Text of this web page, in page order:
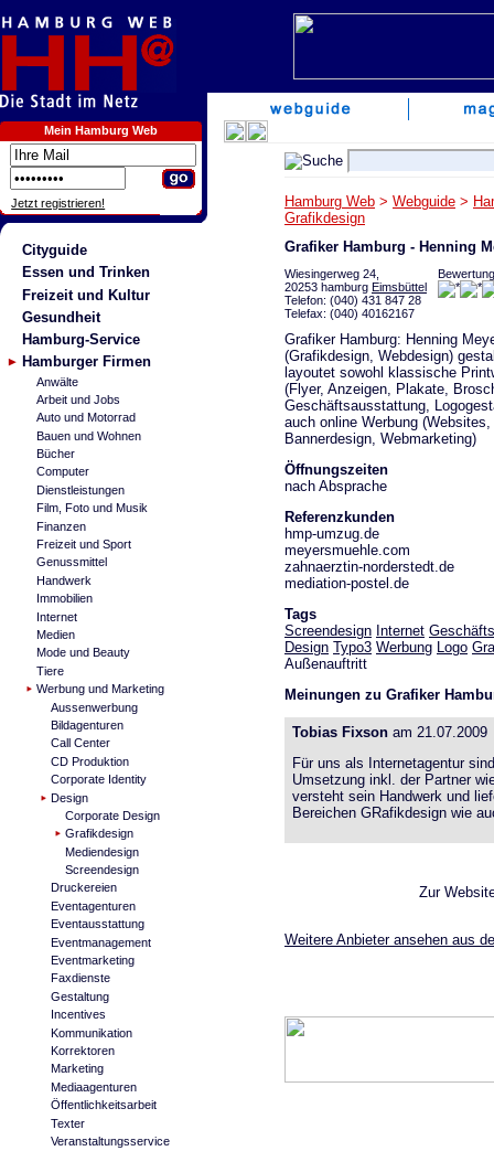
Mein Hamburg Web
Jetzt registrieren!
Cityguide
Essen und Trinken
Freizeit und Kultur
Gesundheit
Hamburg-Service
Hamburger Firmen
Anwälte
Arbeit und Jobs
Auto und Motorrad
Bauen und Wohnen
Bücher
Computer
Dienstleistungen
Film, Foto und Musik
Finanzen
Freizeit und Sport
Genussmittel
Handwerk
Immobilien
Internet
Medien
Mode und Beauty
Tiere
Werbung und Marketing
Aussenwerbung
Bildagenturen
Call Center
CD Produktion
Corporate Identity
Design
Corporate Design
Grafikdesign
Mediendesign
Screendesign
Druckereien
Eventagenturen
Eventausstattung
Eventmanagement
Eventmarketing
Faxdienste
Gestaltung
Incentives
Kommunikation
Korrektoren
Marketing
Mediaagenturen
Öffentlichkeitsarbeit
Texter
Veranstaltungsservice
Hamburg Web > Webguide >
Grafikdesign
Grafiker Hamburg - Henning
Wiesingerweg 24,
20253 hamburg Eimsbüttel
Telefon: (040) 431 847 28
Telefax: (040) 40162167
Grafiker Hamburg: Henning
(Grafikdesign, Webdesign)
layoutet sowohl klassische
(Flyer, Anzeigen, Plakate,
Geschäftsausstattung,
auch online Werbung (Websites,
Bannerdesign, Webmarketing)
Öffnungszeiten
nach Absprache
Referenzkunden
hmp-umzug.de
meyersmuehle.com
zahnaerztin-norderstedt.de
mediation-postel.de
Tags
Screendesign Internet
Design Typo3 Werbung Logo
Außenauftritt
Meinungen zu Grafiker
Tobias Fixsonam 21.07.2009
Für uns als Internetagentur
Umsetzung inkl. der Partner
versteht sein Handwerk und
Bereichen GRafikdesign wie
Zur
Weitere Anbieter ansehen aus